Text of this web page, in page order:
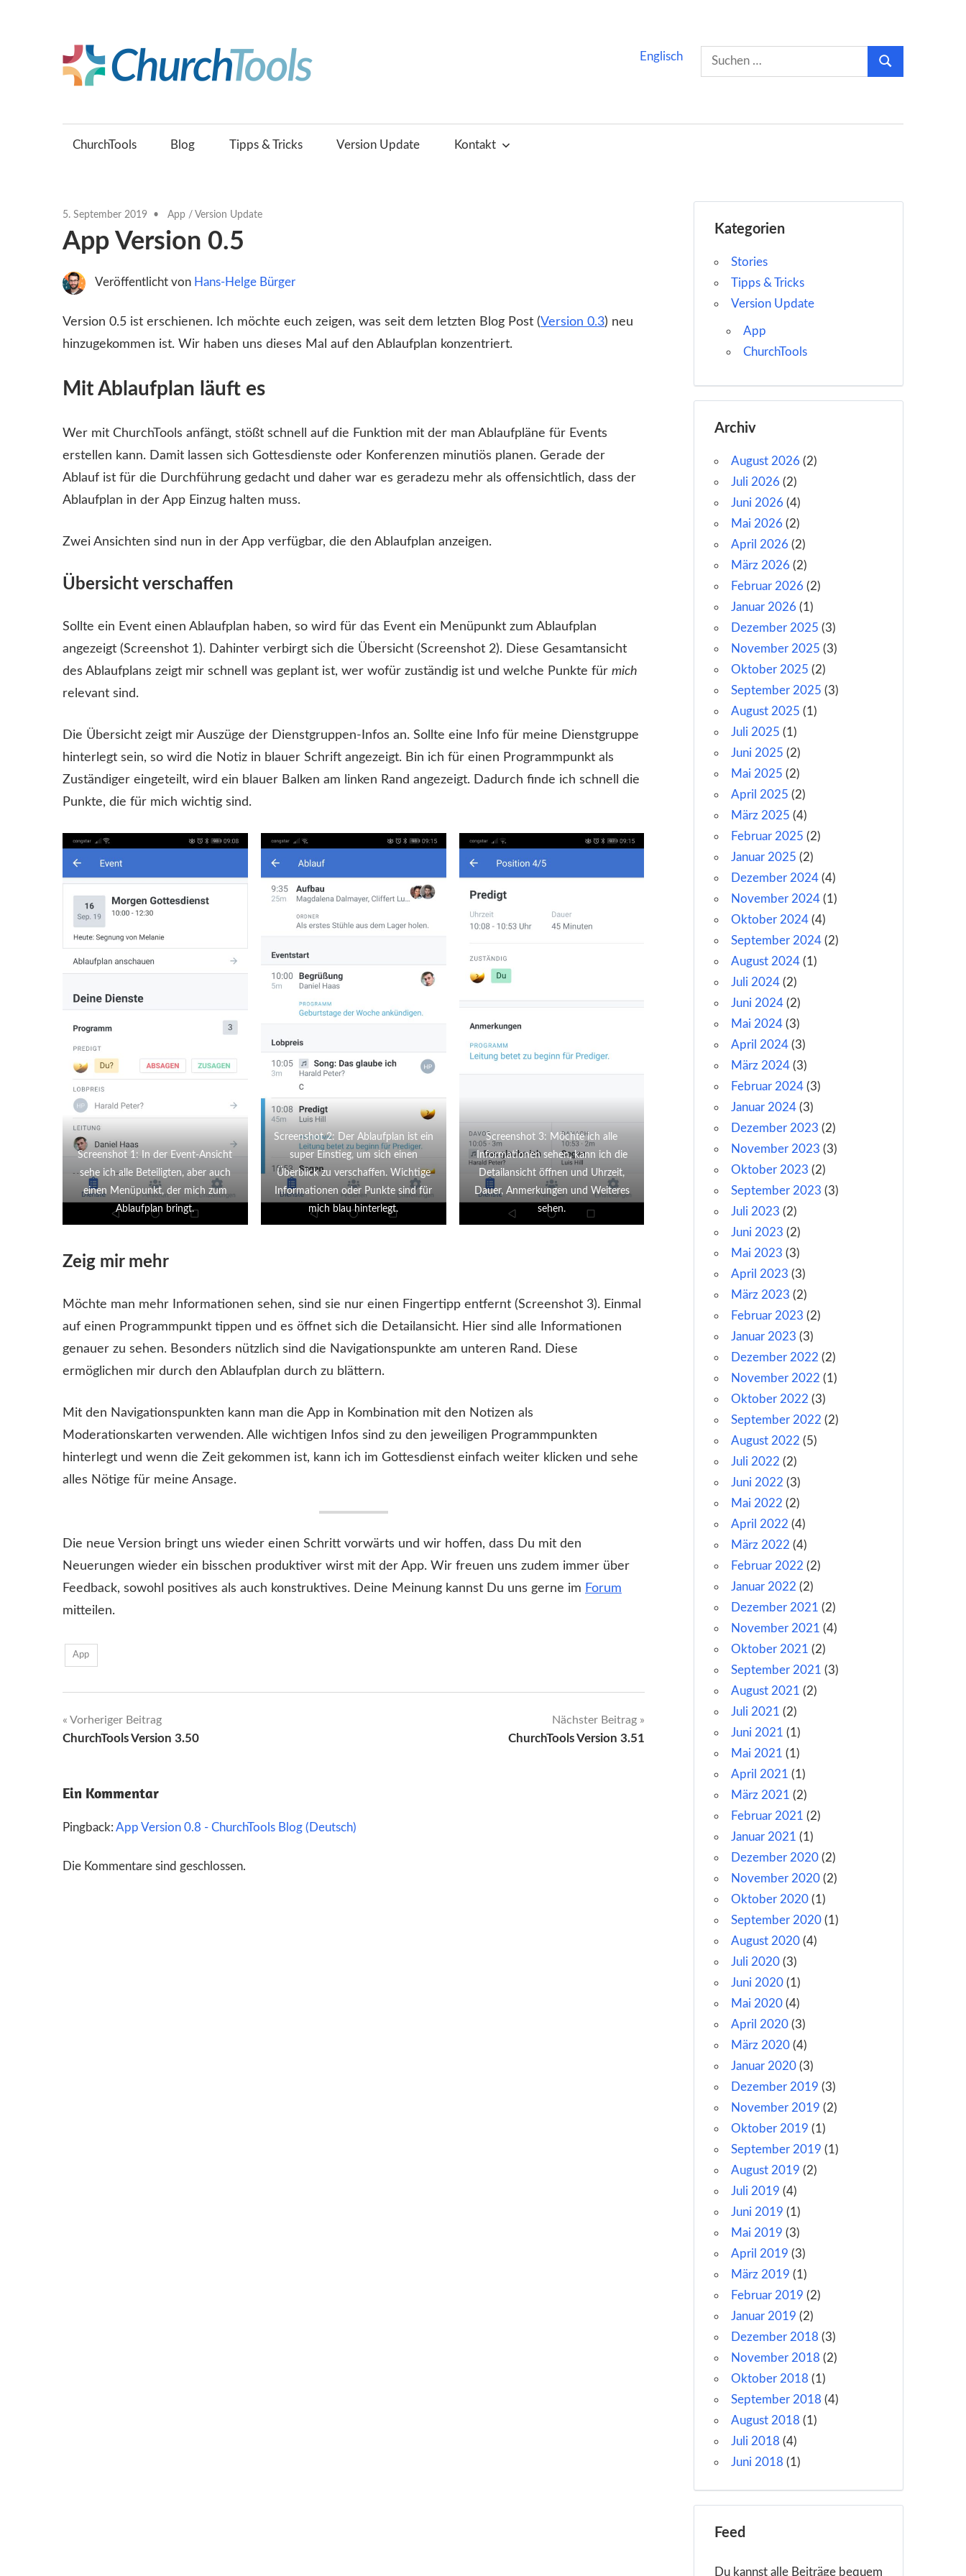
springen
(Deutsch)
Suchen
nach:
Suchen
Englisch
ChurchTools Blog Tipps & Tricks Version Update Kontakt
5. September 2019 App / Version Update
App Version 0.5
Veröffentlicht von Hans-Helge Bürger
Version 0.5 ist erschienen. Ich möchte euch zeigen, was seit dem letzten Blog Post (Version 0.3) neu
hinzugekommen ist. Wir haben uns dieses Mal auf den Ablaufplan konzentriert.
Mit Ablaufplan läuft es
Wer mit ChurchTools anfängt, stößt schnell auf die Funktion mit der man Ablaufpläne für Events
erstellen kann. Damit lassen sich Gottesdienste oder Konferenzen minutiös planen. Gerade der
Ablauf ist für die Durchführung gedacht und daher war es geradezu mehr als offensichtlich, dass der
Ablaufplan in der App Einzug halten muss.
Zwei Ansichten sind nun in der App verfügbar, die den Ablaufplan anzeigen.
Übersicht verschaffen
Sollte ein Event einen Ablaufplan haben, so wird für das Event ein Menüpunkt zum Ablaufplan
angezeigt (Screenshot 1). Dahinter verbirgt sich die Übersicht (Screenshot 2). Diese Gesamtansicht
des Ablaufplans zeigt mir schnell was geplant ist, wer wofür zuständig ist und welche Punkte für mich
relevant sind.
Die Übersicht zeigt mir Auszüge der Dienstgruppen-Infos an. Sollte eine Info für meine Dienstgruppe
hinterlegt sein, so wird die Notiz in blauer Schrift angezeigt. Bin ich für einen Programmpunkt als
Zuständiger eingeteilt, wird ein blauer Balken am linken Rand angezeigt. Dadurch finde ich schnell die
Punkte, die für mich wichtig sind.
Screenshot 1: In der Event-Ansicht
sehe ich alle Beteiligten, aber auch
einen Menüpunkt, der mich zum
Ablaufplan bringt.
Screenshot 2: Der Ablaufplan ist ein
super Einstieg, um sich einen
Überblick zu verschaffen. Wichtige
Informationen oder Punkte sind für
mich blau hinterlegt.
Screenshot 3: Möchte ich alle
Informationen sehen, kann ich die
Detailansicht öffnen und Uhrzeit,
Dauer, Anmerkungen und Weiteres
sehen.
Zeig mir mehr
Möchte man mehr Informationen sehen, sind sie nur einen Fingertipp entfernt (Screenshot 3). Einmal
auf einen Programmpunkt tippen und es öffnet sich die Detailansicht. Hier sind alle Informationen
genauer zu sehen. Besonders nützlich sind die Navigationspunkte am unteren Rand. Diese
ermöglichen mir durch den Ablaufplan durch zu blättern.
Mit den Navigationspunkten kann man die App in Kombination mit den Notizen als
Moderationskarten verwenden. Alle wichtigen Infos sind zu den jeweiligen Programmpunkten
hinterlegt und wenn die Zeit gekommen ist, kann ich im Gottesdienst einfach weiter klicken und sehe
alles Nötige für meine Ansage.
Die neue Version bringt uns wieder einen Schritt vorwärts und wir hoffen, dass Du mit den
Neuerungen wieder ein bisschen produktiver wirst mit der App. Wir freuen uns zudem immer über
Feedback, sowohl positives als auch konstruktives. Deine Meinung kannst Du uns gerne im Forum
mitteilen.
App
Beitragsnavigation
Vorheriger Beitrag
ChurchTools Version 3.50
Nächster Beitrag
ChurchTools Version 3.51
Ein Kommentar
Pingback: App Version 0.8 - ChurchTools Blog (Deutsch)
Die Kommentare sind geschlossen.
Kategorien
Stories
Tipps & Tricks
Version Update
App
ChurchTools
Archiv
August 2026 (2)
Juli 2026 (2)
Juni 2026 (4)
Mai 2026 (2)
April 2026 (2)
März 2026 (2)
Februar 2026 (2)
Januar 2026 (1)
Dezember 2025 (3)
November 2025 (3)
Oktober 2025 (2)
September 2025 (3)
August 2025 (1)
Juli 2025 (1)
Juni 2025 (2)
Mai 2025 (2)
April 2025 (2)
März 2025 (4)
Februar 2025 (2)
Januar 2025 (2)
Dezember 2024(4)
November 2024(1)
Oktober 2024(4)
September 2024(2)
August 2024(1)
Juli 2024(2)
Juni 2024(2)
Mai 2024(3)
April 2024(3)
März 2024(3)
Februar 2024(3)
Januar 2024(3)
Dezember 2023 (2)
November 2023 (3)
Oktober 2023 (2)
September 2023 (3)
Juli 2023 (2)
Juni 2023 (2)
Mai 2023 (3)
April 2023 (3)
März 2023 (2)
Februar 2023 (2)
Januar 2023 (3)
Dezember 2022 (2)
November 2022 (1)
Oktober 2022 (3)
September 2022 (2)
August 2022 (5)
Juli 2022 (2)
Juni 2022 (3)
Mai 2022 (2)
April 2022 (4)
März 2022 (4)
Februar 2022 (2)
Januar 2022 (2)
Dezember 2021 (2)
November 2021 (4)
Oktober 2021 (2)
September 2021 (3)
August 2021 (2)
Juli 2021 (2)
Juni 2021 (1)
Mai 2021 (1)
April 2021 (1)
März 2021 (2)
Februar 2021 (2)
Januar 2021 (1)
Dezember 2020(2)
November 2020(2)
Oktober 2020(1)
September 2020(1)
August 2020(4)
Juli 2020(3)
Juni 2020(1)
Mai 2020(4)
April 2020(3)
März 2020(4)
Januar 2020(3)
Dezember 2019 (3)
November 2019 (2)
Oktober 2019 (1)
September 2019 (1)
August 2019 (2)
Juli 2019 (4)
Juni 2019 (1)
Mai 2019 (3)
April 2019 (3)
März 2019 (1)
Februar 2019 (2)
Januar 2019 (2)
Dezember 2018 (3)
November 2018 (2)
Oktober 2018 (1)
September 2018 (4)
August 2018 (1)
Juli 2018 (4)
Juni 2018 (1)
Feed
Du kannst alle Beiträge bequem